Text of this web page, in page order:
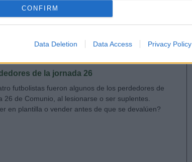
CONFIRM
Data Deletion Data Access Privacy Policy
titular indiscutible en el Rayo, fue otro de los
en total. 200.000 euros menos perdió
a finales de 2021, ha pasado al ostracismo tras
Ferran Torres.
de la jornada 26
futbolistas fueron algunos de los perdedores de
26 de Comunio, al lesionarse o ser suplentes.
en plantilla o vender antes de que se devalúen?